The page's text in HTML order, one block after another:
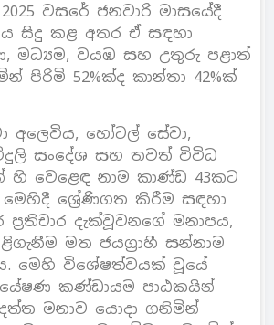
වසරේ ජනවාරි මාසයේදී
සිදු කළ අතර ඒ සඳහා
මධ්‍යම, වයඹ සහ උතුරු පළාත්
පිරිමි 52%ක්ද කාන්තා 42%ක්
අලෙවිය, හෝටල් සේවා,
සංදේශ සහ තවත් විවිධ
හි වෙළෙඳ නාම කාණ්ඩ 43කට
මෙහිදී ශ්‍රේණිගත කිරීම සඳහා
දැක්වූවනගේ මනාපය,
මත ජයග්‍රාහී සන්නාම
මෙහි විශේෂත්වයක් වූයේ
කණ්ඩායම පාඨකයින්
මනාව යොදා ගනිමින්